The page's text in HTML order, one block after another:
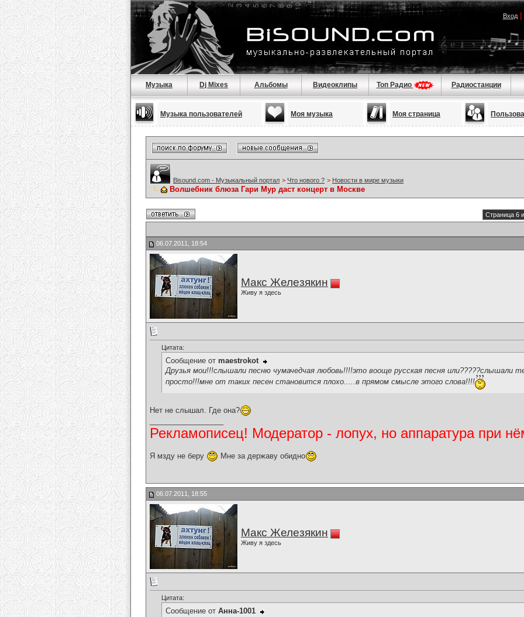
Вход|
Музыка Dj Mixes Альбомы Видеоклипы Топ Радио Радиостанции
Музыка пользователей Моя музыка Моя страница
Bisound.com - Музыкальный портал > Что нового ? > Новости в мире музыки
Волшебник блюза Гари Мур даст концерт в Москве
Страница 6
06.07.2011, 18:54
Макс Железякин
Живу я здесь
Цитата:
Сообщение от maestrokot
Друзья мои!!!слышали песню чумачедчая любовь!!!!это вооще русская песня или?????слышали
просто!!!мне от таких песен становится плохо.....в прямом смысле этого слова!!!!
Нет не слышал. Где она?
Рекламописец! Модератор - лопух, но аппаратура при
Я мзду не беру Мне за державу обидно
06.07.2011, 18:55
Макс Железякин
Живу я здесь
Цитата:
Сообщение от Анна-1001